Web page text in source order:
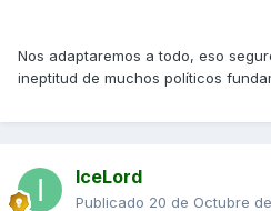
Nos adaptaremos a todo, eso
ineptitud de muchos políticos
IceLord
Publicado 20 de Octubre